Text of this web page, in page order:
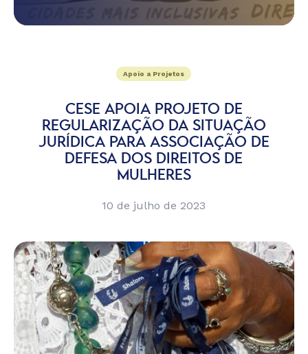
Apoio a Projetos
CESE APOIA PROJETO DE
REGULARIZAÇÃO DA SITUAÇÃO
JURÍDICA PARA ASSOCIAÇÃO DE
DEFESA DOS DIREITOS DE
MULHERES
10 de julho de 2023